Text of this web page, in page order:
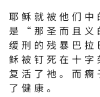
耶稣就被他们
是“那圣而且义
缓刑的残暴巴
稣被钉死在十
复活了祂。而
了健康。